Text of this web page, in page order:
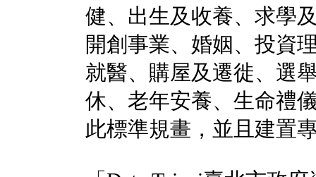
健、出生及收養、求學
開創事業、婚姻、投資
就醫、購屋及遷徙、選
休、老年安養、生命禮
此標準規畫，並且建置